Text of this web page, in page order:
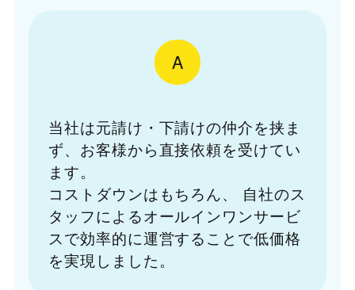
A
当社は元請け・下請けの仲介を挟ま
ず、お客様から直接依頼を受けてい
ます。
コストダウンはもちろん、
自社のス
タッフによるオールインワンサービ
スで効率的に運営することで低価格
を実現しました。